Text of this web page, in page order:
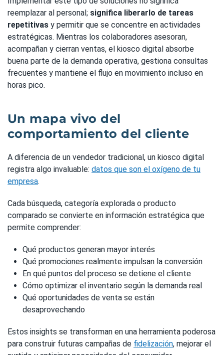
reemplazar al personal; significa liberarlo de tareas
repetitivas y permitir que se concentre en actividades
estratégicas. Mientras los colaboradores asesoran,
acompañan y cierran ventas, el kiosco digital absorbe
buena parte de la demanda operativa, gestiona consultas
frecuentes y mantiene el flujo en movimiento incluso en
horas pico.
Un mapa vivo del
comportamiento del cliente
A diferencia de un vendedor tradicional, un kiosco digital
registra algo invaluable: datos que son el oxígeno de tu
empresa.
Cada búsqueda, categoría explorada o producto
comparado se convierte en información estratégica que
permite comprender:
Qué productos generan mayor interés
Qué promociones realmente impulsan la conversión
En qué puntos del proceso se detiene el cliente
Cómo optimizar el inventario según la demanda real
Qué oportunidades de venta se están
desaprovechando
Estos insights se transforman en una herramienta poderosa
para construir futuras campañas de fidelización, mejorar el